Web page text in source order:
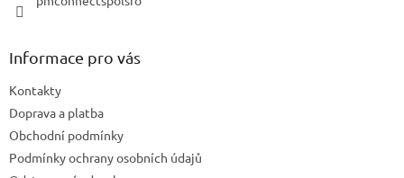
Informace pro vás
Kontakty
Doprava a platba
Obchodní podmínky
Podmínky ochrany osobních údajů